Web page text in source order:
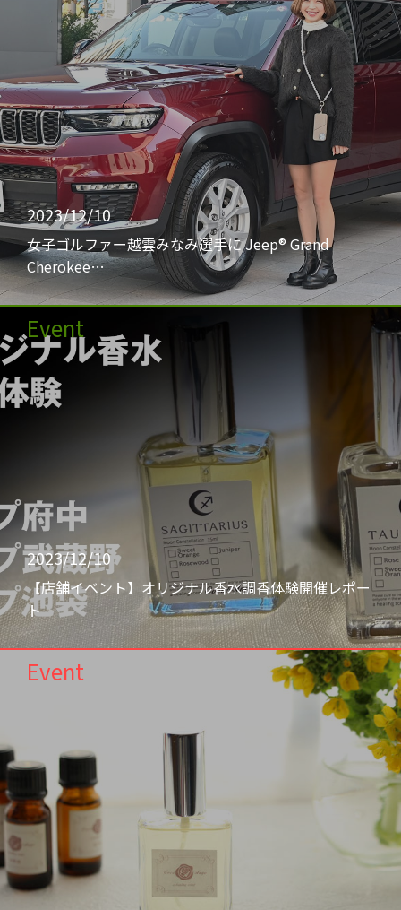
2023/12/10
女子ゴルファー越雲みなみ選手に Jeep® Grand
Cherokee…
Event
2023/12/10
【店舗イベント】オリジナル香水調香体験開催レポー
ト
Event